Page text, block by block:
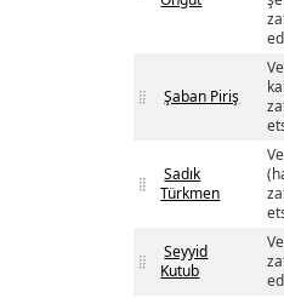
Şaban Piriş
Sadık
Türkmen
Seyyid
Kutub